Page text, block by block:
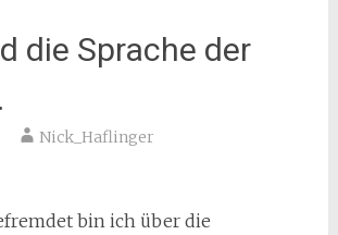
die Sprache der
Nick_Haflinger
bin ich über die